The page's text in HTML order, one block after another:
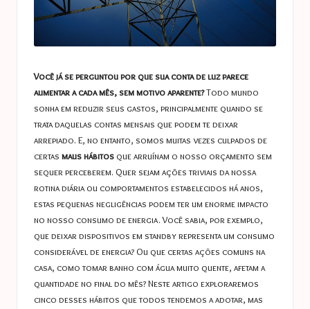
Você já se perguntou por que sua conta de luz parece
aumentar a cada mês, sem motivo aparente?Todo mundo
sonha em reduzir seus gastos, principalmente quando se
trata daquelas contas mensais que podem te deixar
arrepiado. E, no entanto, somos muitas vezes culpados de
certas maus hábitos que arruínam o nosso orçamento sem
sequer perceberem. Quer sejam ações triviais da nossa
rotina diária ou comportamentos estabelecidos há anos,
estas pequenas negligências podem ter um enorme impacto
no nosso consumo de energia. Você sabia, por exemplo,
que deixar dispositivos em standby representa um consumo
considerável de energia? Ou que certas ações comuns na
casa, como tomar banho com água muito quente, afetam a
quantidade no final do mês? Neste artigo exploraremos
cinco desses hábitos que todos tendemos a adotar, mas